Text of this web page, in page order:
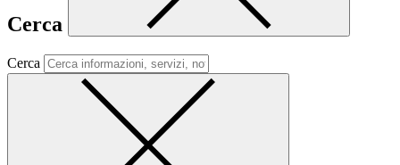
Cerca
Cerca